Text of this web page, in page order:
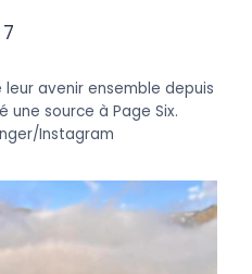
7
avenir ensemble depuis
une source à Page Six.
Instagram